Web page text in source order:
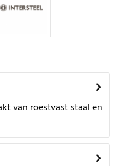
van roestvast staal en